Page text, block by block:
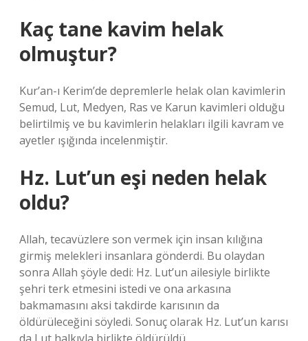
Kaç tane kavim helak
olmuştur?
Kur’an-ı Kerim’de depremlerle helak olan kavimlerin
Semud, Lut, Medyen, Ras ve Karun kavimleri olduğu
belirtilmiş ve bu kavimlerin helakları ilgili kavram ve
ayetler ışığında incelenmiştir.
Hz. Lut’un eşi neden helak
oldu?
Allah, tecavüzlere son vermek için insan kılığına
girmiş melekleri insanlara gönderdi. Bu olaydan
sonra Allah şöyle dedi: Hz. Lut’un ailesiyle birlikte
şehri terk etmesini istedi ve ona arkasına
bakmamasını aksi takdirde karısının da
öldürüleceğini söyledi. Sonuç olarak Hz. Lut’un karısı